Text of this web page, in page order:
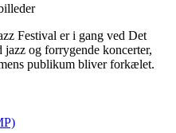
Festival er i gang ved Det
og forrygende koncerter,
publikum bliver forkælet.